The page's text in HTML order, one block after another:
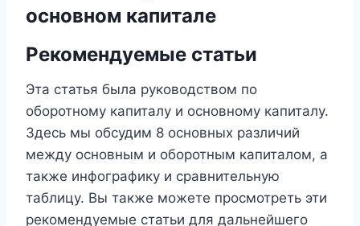
основном капитале
Рекомендуемые статьи
Эта статья была руководством по
оборотному капиталу и основному капиталу.
Здесь мы обсудим 8 основных различий
между основным и оборотным капиталом, а
также инфографику и сравнительную
таблицу. Вы также можете просмотреть эти
рекомендуемые статьи для дальнейшего